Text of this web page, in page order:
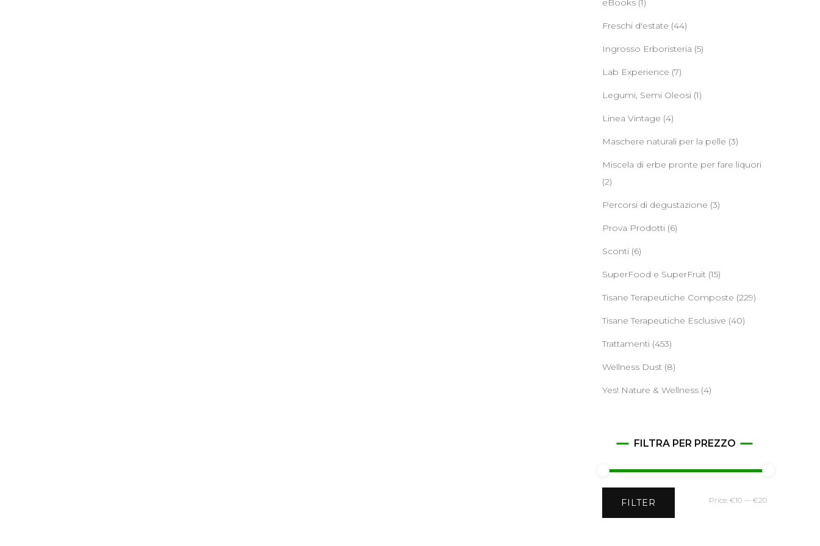
eBooks (1)
Freschi d'estate (44)
Ingrosso Erboristeria (5)
Lab Experience (7)
Legumi, Semi Oleosi (1)
Linea Vintage (4)
Maschere naturali per la pelle (3)
Miscela di erbe pronte per fare liquori
(2)
Percorsi di degustazione (3)
Prova Prodotti (6)
Sconti (6)
SuperFood e SuperFruit (15)
Tisane Terapeutiche Composte (229)
Tisane Terapeutiche Esclusive (40)
Trattamenti (453)
Wellness Dust (8)
Yes! Nature & Wellness (4)
FILTRA PER PREZZO
Min
Max
FILTER Price: €10 — €20